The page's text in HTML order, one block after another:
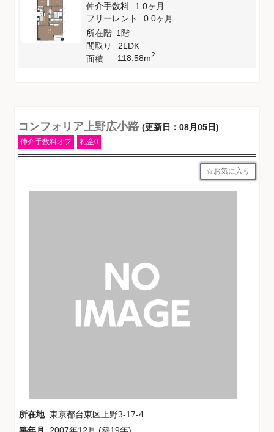
仲介手数料
1.0ヶ月
フリーレント
0.0ヶ月
所在階 1階
間取り
2LDK
面積
118.58m2
コンフォリア上野広小路 (更新日：08月05日)
仲介手数料オフ 礼金0
お気に入り
所在地 東京都台東区上野3-17-4
築年月
2007年12月 (築19年)